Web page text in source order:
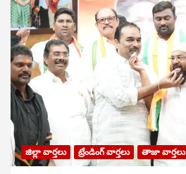
జిల్లా వార్తలు ట్రేండింగ్ వార్తలు తాజా వార్తలు